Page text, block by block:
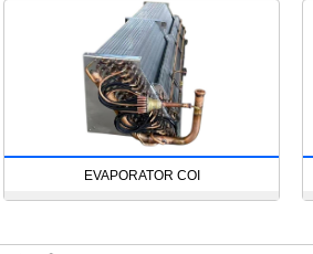
EVAPORATOR COI